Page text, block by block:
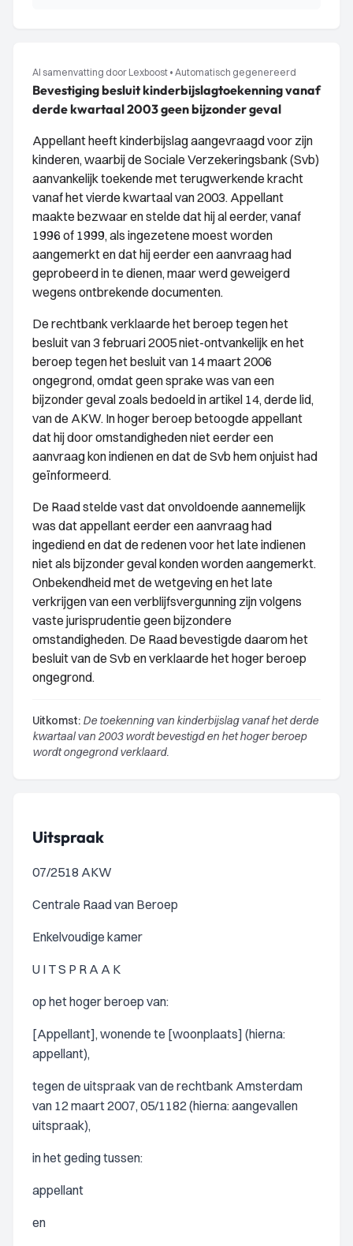
AI samenvatting door Lexboost • Automatisch gegenereerd
Bevestiging besluit kinderbijslagtoekenning vanaf
derde kwartaal 2003 geen bijzonder geval
Appellant heeft kinderbijslag aangevraagd voor zijn
kinderen, waarbij de Sociale Verzekeringsbank (Svb)
aanvankelijk toekende met terugwerkende kracht
vanaf het vierde kwartaal van 2003. Appellant
maakte bezwaar en stelde dat hij al eerder, vanaf
1996 of 1999, als ingezetene moest worden
aangemerkt en dat hij eerder een aanvraag had
geprobeerd in te dienen, maar werd geweigerd
wegens ontbrekende documenten.
De rechtbank verklaarde het beroep tegen het
besluit van 3 februari 2005 niet-ontvankelijk en het
beroep tegen het besluit van 14 maart 2006
ongegrond, omdat geen sprake was van een
bijzonder geval zoals bedoeld in artikel 14, derde lid,
van de AKW. In hoger beroep betoogde appellant
dat hij door omstandigheden niet eerder een
aanvraag kon indienen en dat de Svb hem onjuist had
geïnformeerd.
De Raad stelde vast dat onvoldoende aannemelijk
was dat appellant eerder een aanvraag had
ingediend en dat de redenen voor het late indienen
niet als bijzonder geval konden worden aangemerkt.
Onbekendheid met de wetgeving en het late
verkrijgen van een verblijfsvergunning zijn volgens
vaste jurisprudentie geen bijzondere
omstandigheden. De Raad bevestigde daarom het
besluit van de Svb en verklaarde het hoger beroep
ongegrond.
Uitkomst: De toekenning van kinderbijslag vanaf het derde
kwartaal van 2003 wordt bevestigd en het hoger beroep
wordt ongegrond verklaard.
Uitspraak
07/2518 AKW
Centrale Raad van Beroep
Enkelvoudige kamer
U I T S P R A A K
op het hoger beroep van:
[Appellant], wonende te [woonplaats] (hierna:
appellant),
tegen de uitspraak van de rechtbank Amsterdam
van 12 maart 2007, 05/1182 (hierna: aangevallen
uitspraak),
in het geding tussen:
appellant
en